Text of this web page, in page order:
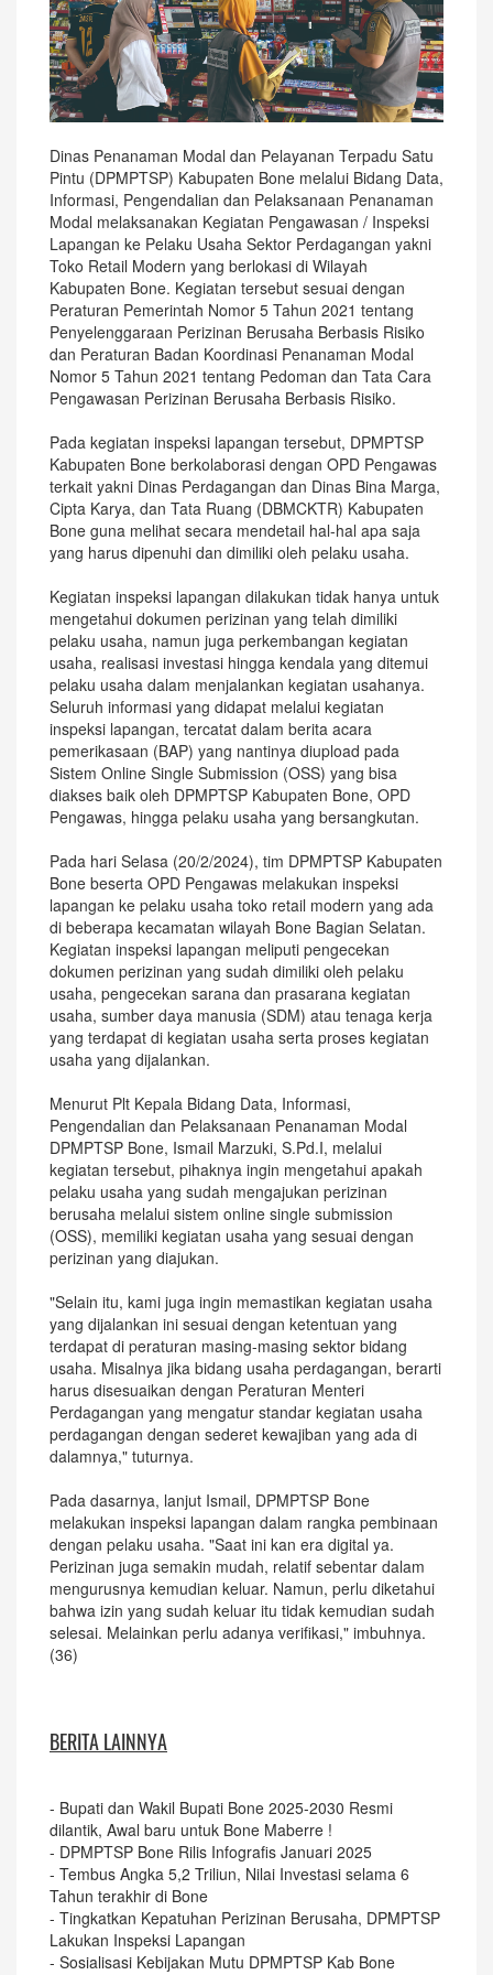
Dinas Penanaman Modal dan Pelayanan Terpadu Satu
Pintu (DPMPTSP) Kabupaten Bone melalui Bidang Data,
Informasi, Pengendalian dan Pelaksanaan Penanaman
Modal melaksanakan Kegiatan Pengawasan / Inspeksi
Lapangan ke Pelaku Usaha Sektor Perdagangan yakni
Toko Retail Modern yang berlokasi di Wilayah
Kabupaten Bone. Kegiatan tersebut sesuai dengan
Peraturan Pemerintah Nomor 5 Tahun 2021 tentang
Penyelenggaraan Perizinan Berusaha Berbasis Risiko
dan Peraturan Badan Koordinasi Penanaman Modal
Nomor 5 Tahun 2021 tentang Pedoman dan Tata Cara
Pengawasan Perizinan Berusaha Berbasis Risiko.
Pada kegiatan inspeksi lapangan tersebut, DPMPTSP
Kabupaten Bone berkolaborasi dengan OPD Pengawas
terkait yakni Dinas Perdagangan dan Dinas Bina Marga,
Cipta Karya, dan Tata Ruang (DBMCKTR) Kabupaten
Bone guna melihat secara mendetail hal-hal apa saja
yang harus dipenuhi dan dimiliki oleh pelaku usaha.
Kegiatan inspeksi lapangan dilakukan tidak hanya untuk
mengetahui dokumen perizinan yang telah dimiliki
pelaku usaha, namun juga perkembangan kegiatan
usaha, realisasi investasi hingga kendala yang ditemui
pelaku usaha dalam menjalankan kegiatan usahanya.
Seluruh informasi yang didapat melalui kegiatan
inspeksi lapangan, tercatat dalam berita acara
pemerikasaan (BAP) yang nantinya diupload pada
Sistem Online Single Submission (OSS) yang bisa
diakses baik oleh DPMPTSP Kabupaten Bone, OPD
Pengawas, hingga pelaku usaha yang bersangkutan.
Pada hari Selasa (20/2/2024), tim DPMPTSP Kabupaten
Bone beserta OPD Pengawas melakukan inspeksi
lapangan ke pelaku usaha toko retail modern yang ada
di beberapa kecamatan wilayah Bone Bagian Selatan.
Kegiatan inspeksi lapangan meliputi pengecekan
dokumen perizinan yang sudah dimiliki oleh pelaku
usaha, pengecekan sarana dan prasarana kegiatan
usaha, sumber daya manusia (SDM) atau tenaga kerja
yang terdapat di kegiatan usaha serta proses kegiatan
usaha yang dijalankan.
Menurut Plt Kepala Bidang Data, Informasi,
Pengendalian dan Pelaksanaan Penanaman Modal
DPMPTSP Bone, Ismail Marzuki, S.Pd.I, melalui
kegiatan tersebut, pihaknya ingin mengetahui apakah
pelaku usaha yang sudah mengajukan perizinan
berusaha melalui sistem online single submission
(OSS), memiliki kegiatan usaha yang sesuai dengan
perizinan yang diajukan.
"Selain itu, kami juga ingin memastikan kegiatan usaha
yang dijalankan ini sesuai dengan ketentuan yang
terdapat di peraturan masing-masing sektor bidang
usaha. Misalnya jika bidang usaha perdagangan, berarti
harus disesuaikan dengan Peraturan Menteri
Perdagangan yang mengatur standar kegiatan usaha
perdagangan dengan sederet kewajiban yang ada di
dalamnya," tuturnya.
Pada dasarnya, lanjut Ismail, DPMPTSP Bone
melakukan inspeksi lapangan dalam rangka pembinaan
dengan pelaku usaha. "Saat ini kan era digital ya.
Perizinan juga semakin mudah, relatif sebentar dalam
mengurusnya kemudian keluar. Namun, perlu diketahui
bahwa izin yang sudah keluar itu tidak kemudian sudah
selesai. Melainkan perlu adanya verifikasi," imbuhnya.
(36)
BERITA LAINNYA
- Bupati dan Wakil Bupati Bone 2025-2030 Resmi
dilantik, Awal baru untuk Bone Maberre !
- DPMPTSP Bone Rilis Infografis Januari 2025
- Tembus Angka 5,2 Triliun, Nilai Investasi selama 6
Tahun terakhir di Bone
- Tingkatkan Kepatuhan Perizinan Berusaha, DPMPTSP
Lakukan Inspeksi Lapangan
- Sosialisasi Kebijakan Mutu DPMPTSP Kab Bone